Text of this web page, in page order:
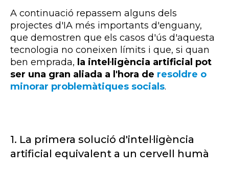
A continuació repassem alguns dels
projectes d'IA més importants d'enguany,
que demostren que els casos d'ús d'aquesta
tecnologia no coneixen límits i que, si quan
ben emprada, la intel·ligència artificial pot
ser una gran aliada a l'hora de resoldre o
minorar problemàtiques socials.
1. La primera solució d'intel·ligència
artificial equivalent a un cervell humà